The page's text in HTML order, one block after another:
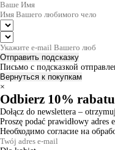
Отправить подсказку
Письмо с подсказкой
Вернуться к покупкам
×
Odbierz 10%
Dołącz do newslettera –
Proszę podać prawidłowy adres
Необходимо согласие на